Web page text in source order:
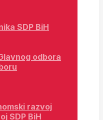
SDP BiH
odbora
razvoj
SDP BiH